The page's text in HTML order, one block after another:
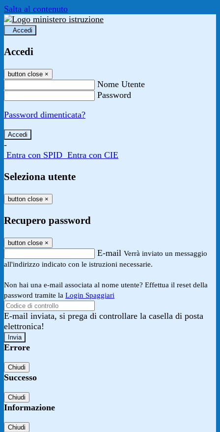
Salta al contenuto
Accedi
Accedi
button close ×
Nome Utente
Password
Password dimenticata?
-
Entra con SPID Entra con CIE
Seleziona utente
button close ×
Recupero password
button close ×
E-mail Verrà inviato un messaggio
all'indirizzo indicato con le istruzioni necessarie.
Non hai una e-mail associata al nome utente? Effettua il reset della
password tramite la Login Spaggiari
E-mail inviata, si prega di controllare la casella di posta
elettronica!
Errore
Chiudi
Successo
Chiudi
Informazione
Chiudi